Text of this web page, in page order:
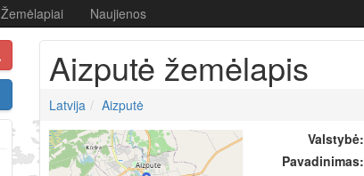
Žemėlapiai Naujienos
Aizputė žemėlapis
Latvija
Aizputė
Valstybė:
Pavadinimas: